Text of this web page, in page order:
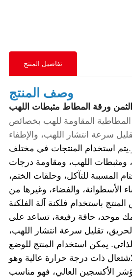
تفاصيل المنتج
وصف المنتج
ورقة المطاط مثبطات اللهب
المقاومة للهب بخصائص
سرعة انتشار اللهب، والإطفاء
يتم استخدام المنتجات في مختلف
ومثبطات اللهب، ومقاومة درجات
المسببة للتآكل، وحلقات الختم،
الأسطوانة، والفضاء، وغيرها من
باستخدام فلكنة آلة الفلكنة
موحد، حافة رفيعة، تساعد على
تقليل سرعة انتشار اللهب،
يمكن استخدام المنتج للوضع
ذات درجة حرارة عالية وهو
الأكسجين العالي، فهو مناسب